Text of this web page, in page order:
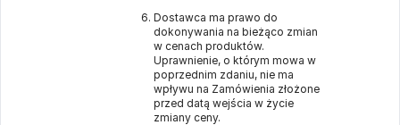
Dostawca ma prawo do
dokonywania na bieżąco zmian
w cenach produktów.
Uprawnienie, o którym mowa w
poprzednim zdaniu, nie ma
wpływu na Zamówienia złożone
przed datą wejścia w życie
zmiany ceny.